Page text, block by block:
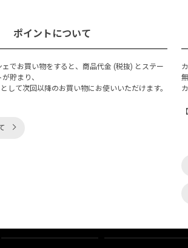
ポイントについて
でお買い物をすると、商品代金 (税抜) とステー
貯まり、
して次回以降のお買い物にお使いいただけます。